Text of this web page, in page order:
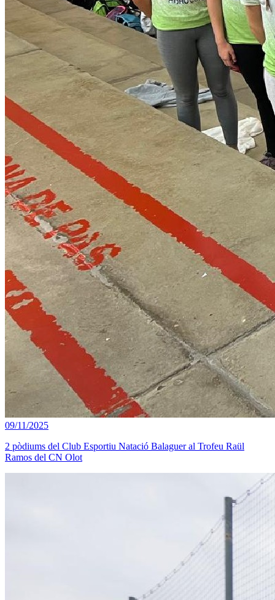
09/11/2025
2 pòdiums del Club Esportiu Natació Balaguer al Trofeu Raül
Ramos del CN Olot